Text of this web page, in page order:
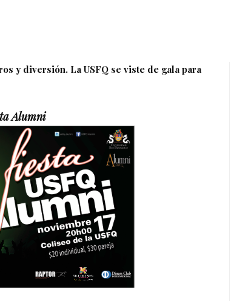
y diversión. La USFQ se viste de gala para
Alumni